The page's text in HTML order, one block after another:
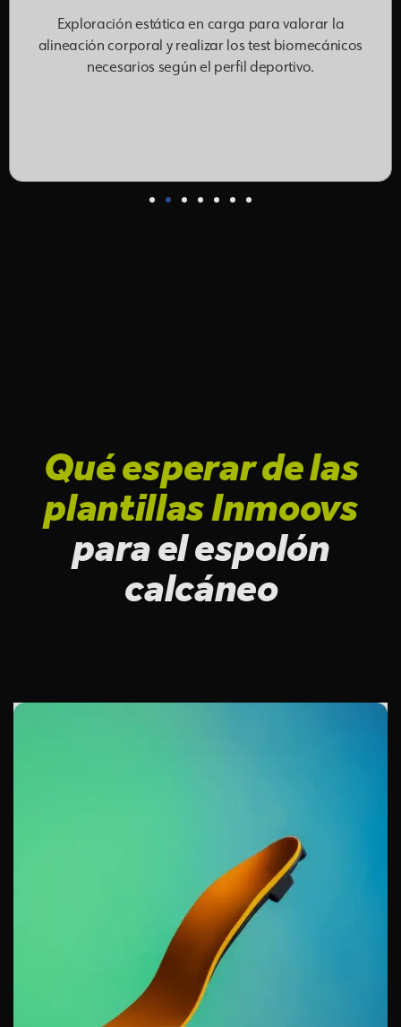
Exploración estática en carga para valorar la
alineación corporal y realizar los test biomecánicos
necesarios según el perfil deportivo.
Qué esperar de las
plantillas Inmoovs
para el espolón
calcáneo